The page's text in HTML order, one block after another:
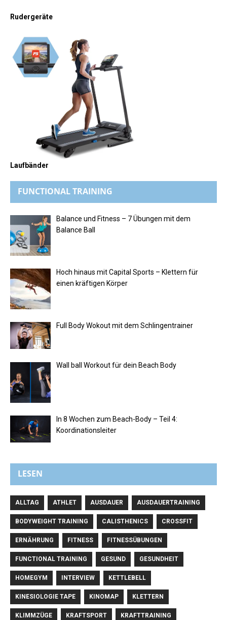
Rudergeräte
Laufbänder
FUNCTIONAL TRAINING
Balance und Fitness – 7 Übungen mit dem
Balance Ball
Hoch hinaus mit Capital Sports – Klettern für
einen kräftigen Körper
Full Body Wokout mit dem Schlingentrainer
Wall ball Workout für dein Beach Body
In 8 Wochen zum Beach-Body – Teil 4:
Koordinationsleiter
LESEN
ALLTAG ATHLET AUSDAUER AUSDAUERTRAINING
BODYWEIGHT TRAINING CALISTHENICS CROSSFIT
ERNÄHRUNG FITNESS FITNESSÜBUNGEN
FUNCTIONAL TRAINING GESUND GESUNDHEIT
HOMEGYM INTERVIEW KETTLEBELL
KINESIOLOGIE TAPE KINOMAP KLETTERN
KLIMMZÜGE KRAFTSPORT KRAFTTRAINING